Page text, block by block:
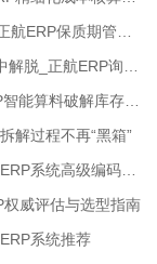
解过程不再“黑箱”
威评估与选型指南
系统推荐